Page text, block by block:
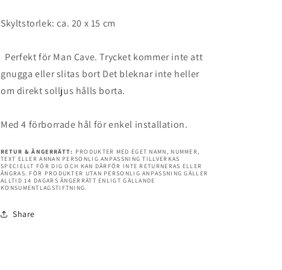
cave
cave
Skyltstorlek: ca. 20 x 15 cm
Perfekt för Man Cave. Trycket kommer inte att
gnugga eller slitas bort Det bleknar inte heller
om direkt solljus hålls borta.
Med 4 förborrade hål för enkel installation.
RETUR & ÅNGERRÄTT: PRODUKTER MED EGET NAMN, NUMMER,
TEXT ELLER ANNAN PERSONLIG ANPASSNING TILLVERKAS
SPECIELLT FÖR DIG OCH KAN DÄRFÖR INTE RETURNERAS ELLER
ÅNGRAS. FÖR PRODUKTER UTAN PERSONLIG ANPASSNING GÄLLER
ALLTID 14 DAGARS ÅNGERRÄTT ENLIGT GÄLLANDE
KONSUMENTLAGSTIFTNING.
Share